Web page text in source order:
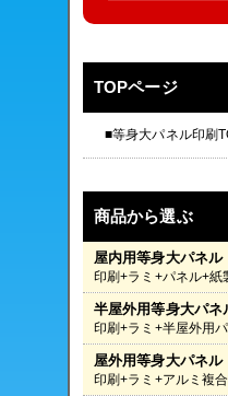
TOPページ
■等身大パネル印刷
商品から選ぶ
屋内用等身大パネル
印刷+ラミ+パネル+紙
半屋外用等身大パネ
印刷+ラミ+半屋外用
屋外用等身大パネル
印刷+ラミ+アルミ複